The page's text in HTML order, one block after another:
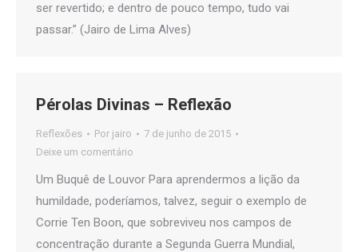
ser revertido; e dentro de pouco tempo, tudo vai
passar.” (Jairo de Lima Alves)
Pérolas Divinas – Reflexão
Reflexões Por jairo
7 de junho de 2015
Deixe um comentário
Um Buquê de Louvor Para aprendermos a lição da
humildade, poderíamos, talvez, seguir o exemplo de
Corrie Ten Boon, que sobreviveu nos campos de
concentração durante a Segunda Guerra Mundial,